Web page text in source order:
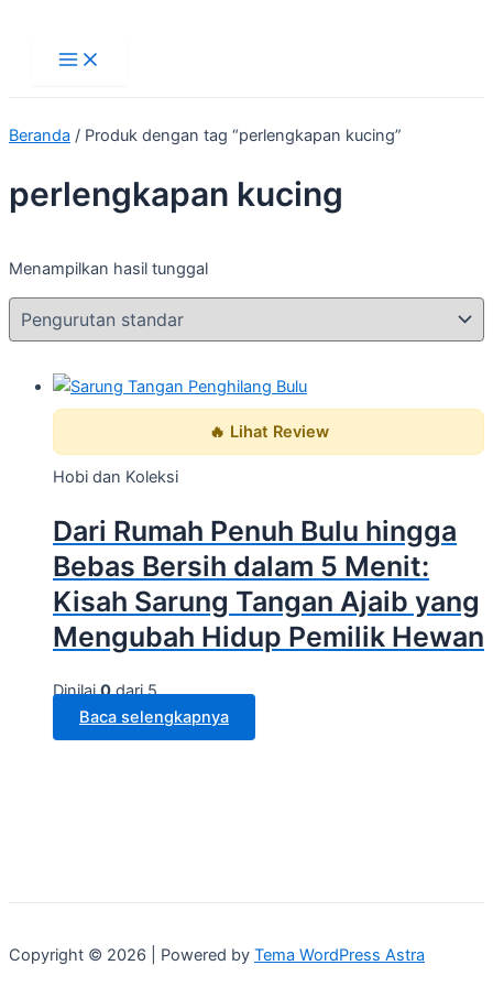
konten
Beranda / Produk dengan tag “perlengkapan kucing”
perlengkapan kucing
Menampilkan hasil tunggal
🔥 Lihat Review
Hobi dan Koleksi
Dari Rumah Penuh Bulu hingga
Bebas Bersih dalam 5 Menit:
Kisah Sarung Tangan Ajaib yang
Mengubah Hidup Pemilik Hewan
Dinilai0dari 5
Baca selengkapnya
Copyright © 2026 | Powered by Tema WordPress Astra